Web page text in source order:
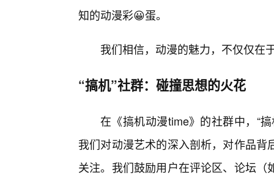
知的动漫彩😀蛋。
我们相信，动漫的魅力，不仅仅在
“搞机”社群：碰撞思想的火花
在《搞机动漫time》的社群中，“
我们对动漫艺术的深入剖析，对作品
关注。我们鼓励用户在评论区、论坛